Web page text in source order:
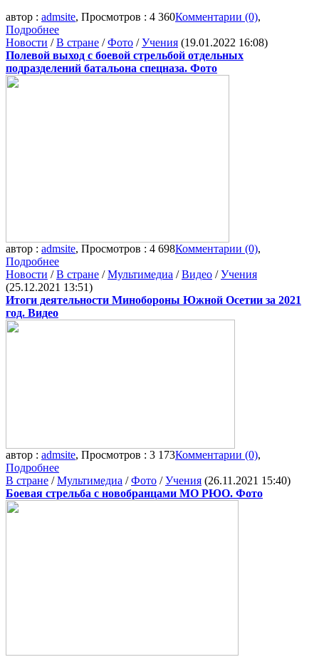
автор : admsite, Просмотров : 4 360Комментарии (0),
Подробнее
Новости /В стране /Фото /Учения (19.01.2022 16:08)
Полевой выход с боевой стрельбой отдельных
подразделений батальона спецназа. Фото
автор : admsite, Просмотров : 4 698Комментарии (0),
Подробнее
Новости /В стране /Мультимедиа /Видео /Учения
(25.12.2021 13:51)
Итоги деятельности Минобороны Южной Осетии за 2021
год. Видео
автор : admsite, Просмотров : 3 173Комментарии (0),
Подробнее
В стране /Мультимедиа /Фото /Учения (26.11.2021 15:40)
Боевая стрельба с новобранцами МО РЮО. Фото